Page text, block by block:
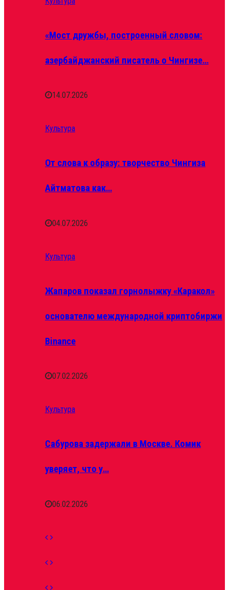
«Мост дружбы, построенный словом:
азербайджанский писатель о Чингизе…
14.07.2026
Культура
От слова к образу: творчество Чингиза
Айтматова как…
04.07.2026
Культура
Жапаров показал горнолыжку «Каракол»
основателю международной криптобиржи
Binance
07.02.2026
Культура
Сабурова задержали в Москве. Комик
уверяет, что у…
06.02.2026